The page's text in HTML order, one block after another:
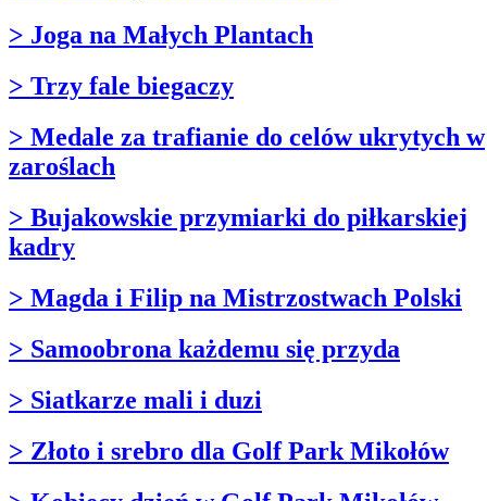
> Joga na Małych Plantach
> Trzy fale biegaczy
> Medale za trafianie do celów ukrytych w
zaroślach
> Bujakowskie przymiarki do piłkarskiej
kadry
> Magda i Filip na Mistrzostwach Polski
> Samoobrona każdemu się przyda
> Siatkarze mali i duzi
> Złoto i srebro dla Golf Park Mikołów